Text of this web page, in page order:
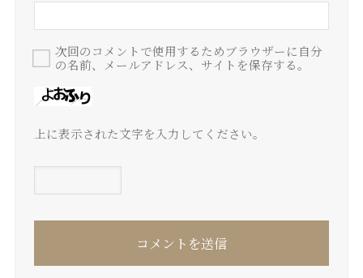
次回のコメントで使用するためブラウザーに自分
の名前、メールアドレス、サイトを保存する。
上に表示された文字を入力してください。